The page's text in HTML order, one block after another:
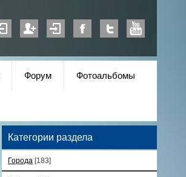
Форум Фотоальбомы
Категории раздела
Города [183]